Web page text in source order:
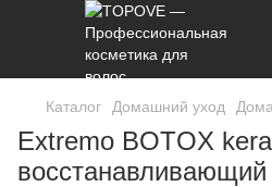
Каталог Домашний уход
Extremo BOTOX